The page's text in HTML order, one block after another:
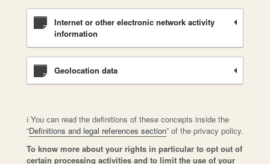
Internet or other electronic network activity
information
Geolocation data
ℹ️ You can read the definitions of these concepts inside the
“Definitions and legal references section” of the privacy policy.
To know more about your rights in particular to opt out of
certain processing activities and to limit the use of your